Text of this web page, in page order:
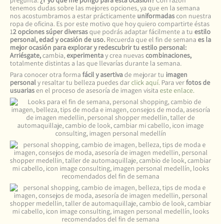
tenemos dudas sobre las mejores opciones, ya que en la semana
nos acostumbramos a estar prácticamente uniformadascon nuestra
ropa de oficina. Es por este motivo que hoy quiero compartirte éstas
12 opciones súper diversasque podrás adaptar fácilmente a tu estilo
personal, edad y ocasión de uso. Recuerda que el fin de semana es la
mejor ocasión para explorar y redescubrir tu estilo personal:
Arriésgate,cambia,experimentay crea nuevascombinaciones,
totalmente distintas a las que llevarías durante la semana.
Para conocer otra forma fácil y asertivade mejorar tu imagen
personaly resaltar tu belleza puedes darclick aquí. Para verfotos de
usuariasen el proceso de asesoría de imagen visita este enlace.